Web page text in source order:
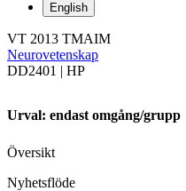
English
VT 2013 TMAIM
Neurovetenskap
DD2401 | HP
Urval: endast omgång/grupp
Översikt
Nyhetsflöde